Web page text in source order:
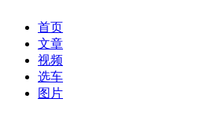
首页
文章
视频
选车
图片